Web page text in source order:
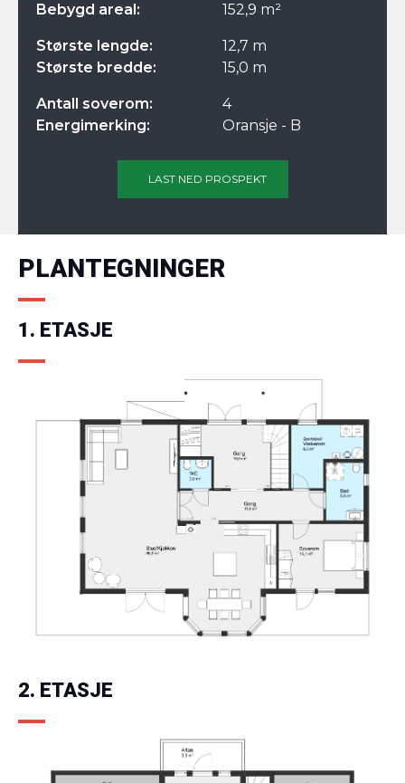
Bebygd areal:
152,9 m²
Største lengde:
12,7 m
Største bredde:
15,0 m
Antall soverom:
4
Energimerking:
Oransje - B
LAST NED PROSPEKT
PLANTEGNINGER
1. ETASJE
2. ETASJE